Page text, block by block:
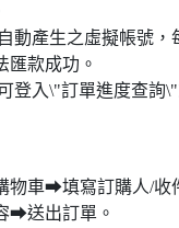
動產生之虛擬帳號，
匯款成功。
登入\"訂單進度查詢
物車➡填寫訂購人/
➡送出訂單。